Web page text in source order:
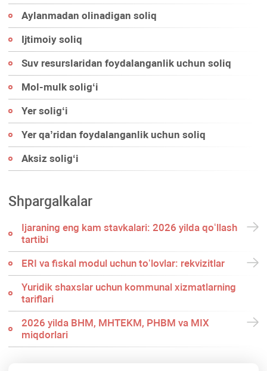
Aylanmadan olinadigan soliq
Ijtimoiy soliq
Suv resurslaridan foydalanganlik uchun soliq
Mol-mulk soligʻi
Yer soligʻi
Yer qa’ridan foydalanganlik uchun soliq
Aksiz soligʻi
Shpargalkalar
Ijaraning eng kam stavkalari: 2026 yilda qoʻllash
tartibi
ERI va fiskal modul uchun toʻlovlar: rekvizitlar
Yuridik shaхslar uchun kommunal хizmatlarning
tariflari
2026 yilda BHM, MHTEKM, PHBM va MIX
miqdorlari